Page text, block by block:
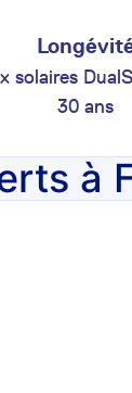
solaires
30 ans
à